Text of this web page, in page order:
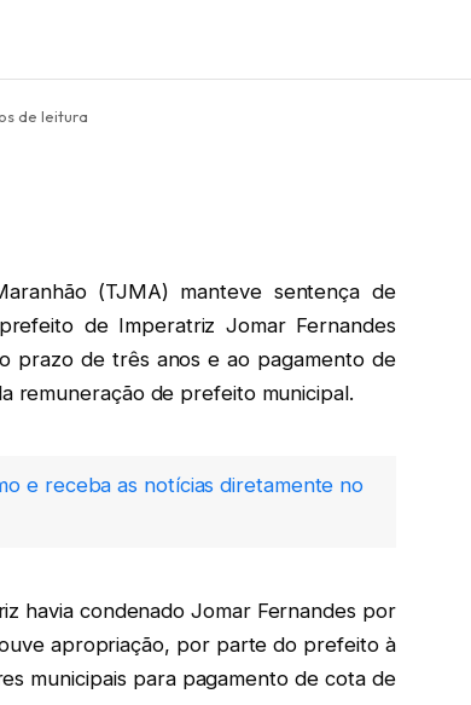
de leitura
(TJMA) manteve sentença de
de Imperatriz Jomar Fernandes
prazo de três anos e ao pagamento de
remuneração de prefeito municipal.
e receba as notícias diretamente no
havia condenado Jomar Fernandes por
apropriação, por parte do prefeito à
municipais para pagamento de cota de